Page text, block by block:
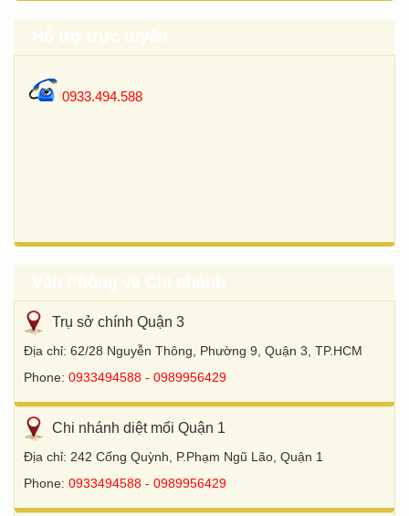
0933.494.588
Trụ sở chính Quận 3
Địa chỉ: 62/28 Nguyễn Thông, Phường 9, Quận 3, TP.HCM
Phone: 0933494588 - 0989956429
Chi nhánh diệt mối Quận 1
Địa chỉ: 242 Cống Quỳnh, P.Phạm Ngũ Lão, Quận 1
Phone: 0933494588 - 0989956429